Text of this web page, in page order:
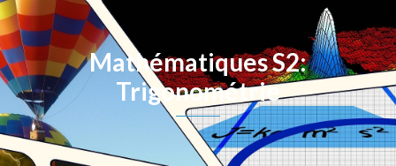
Mathématiques S2:
Trigonométrie